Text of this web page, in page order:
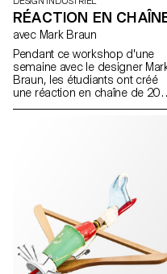
RÉACTION EN
avec Mark Braun
Pendant ce workshop d'une
semaine avec le designer
Braun, les étudiants ont créé
une réaction en chaîne de 20